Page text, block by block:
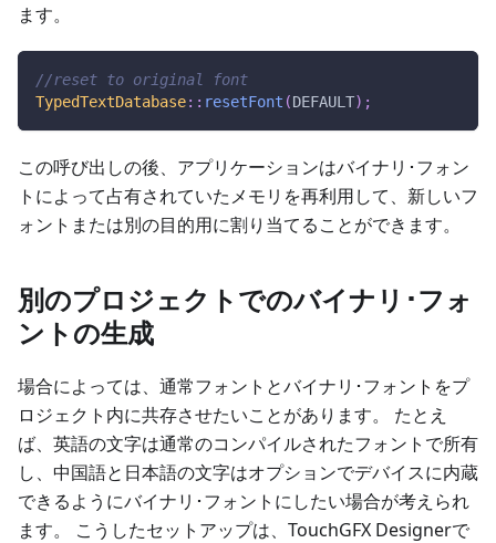
ます。
//reset to original font
TypedTextDatabase:: resetFont (DEFAULT) ;
この呼び出しの後、アプリケーションはバイナリ･フォン
トによって占有されていたメモリを再利用して、新しいフ
ォントまたは別の目的用に割り当てることができます。
別のプロジェクトでのバイナリ･フォ
ントの生成
場合によっては、通常フォントとバイナリ･フォントをプ
ロジェクト内に共存させたいことがあります。 たとえ
ば、英語の文字は通常のコンパイルされたフォントで所有
し、中国語と日本語の文字はオプションでデバイスに内蔵
できるようにバイナリ･フォントにしたい場合が考えられ
ます。 こうしたセットアップは、TouchGFX Designerで